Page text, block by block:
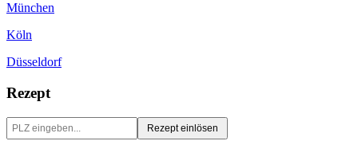
München
Köln
Düsseldorf
Rezept
Rezept einlösen